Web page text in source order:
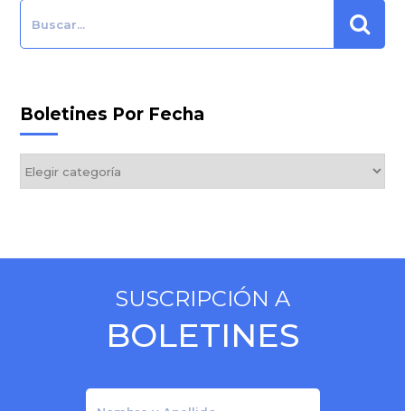
Boletines Por Fecha
Boletines
por
SUSCRIPCIÓN A
BOLETINES